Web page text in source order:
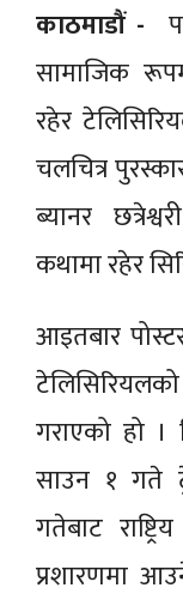
काठमाडौं -
सामाजिक
रहेर
चलचित्र
ब्यानर
कथामा रहेर
आइतबार
गराएको हो
साउन १ गते
गतेबाट
प्रशारणमा